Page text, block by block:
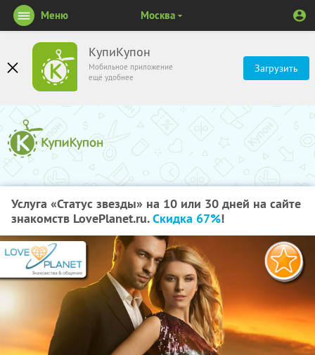
КупиКупон
Мобильное приложение
ещё удобнее
Загрузить
Меню Москва
Услуга «Статус звезды» на 10 или 30 дней на сайте
знакомств LovePlanet.ru.Скидка 67%!